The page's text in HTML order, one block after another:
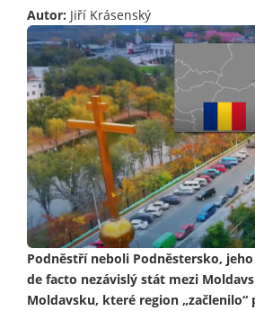
Autor: Jiří Krásenský
Podněstří neboli Podněstersko,
de facto nezávislý stát mezi
Moldavsku, které region „začlenilo“